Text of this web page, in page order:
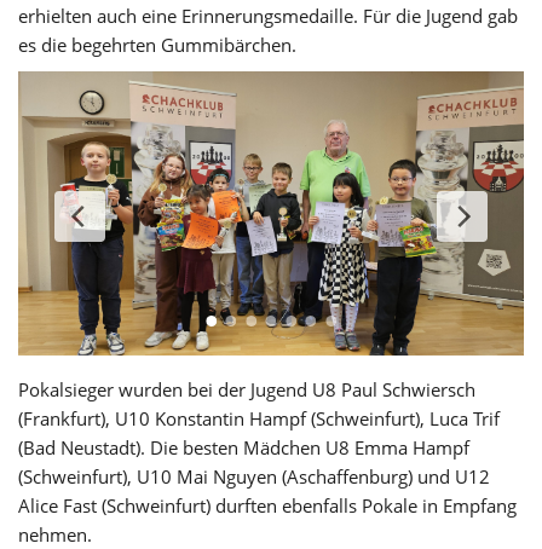
erhielten auch eine Erinnerungsmedaille. Für die Jugend gab
es die begehrten Gummibärchen.
Pokalsieger wurden bei der Jugend U8 Paul Schwiersch
(Frankfurt), U10 Konstantin Hampf (Schweinfurt), Luca Trif
(Bad Neustadt). Die besten Mädchen U8 Emma Hampf
(Schweinfurt), U10 Mai Nguyen (Aschaffenburg) und U12
Alice Fast (Schweinfurt) durften ebenfalls Pokale in Empfang
nehmen.